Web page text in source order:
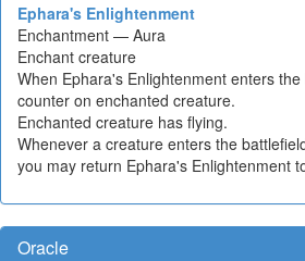
Ephara's Enlightenment
Enchantment — Aura
Enchant creature
When Ephara's Enlightenment enters
counter on enchanted creature.
Enchanted creature has flying.
Whenever a creature enters the
you may return Ephara's Enlightenment
Oracle